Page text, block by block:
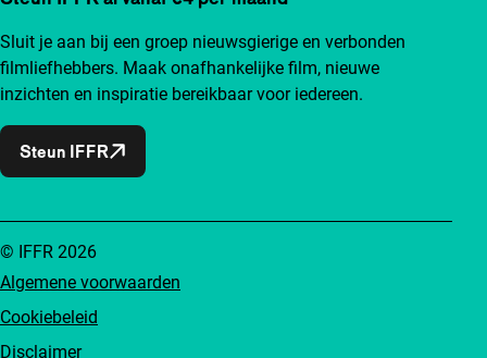
Sluit je aan bij een groep nieuwsgierige en verbonden
filmliefhebbers. Maak onafhankelijke film, nieuwe
inzichten en inspiratie bereikbaar voor iedereen.
Steun IFFR
Algemene voorwaarden
Cookiebeleid
Disclaimer
© IFFR 2026